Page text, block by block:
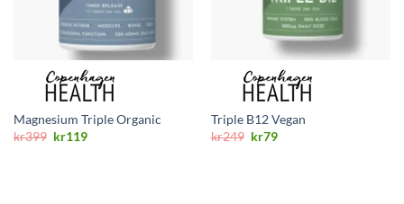
Magnesium Triple Organic
kr399 Opprinnelig
kr119Nåværende
Triple B12 Vegan
kr249 Opprinnelig
kr79Nåværende